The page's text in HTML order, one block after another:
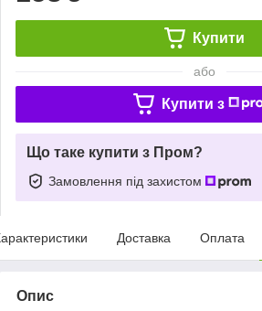
Купити
або
Купити з
Що таке купити з Пром?
Замовлення під захистом
Доставка Оплата
Опис